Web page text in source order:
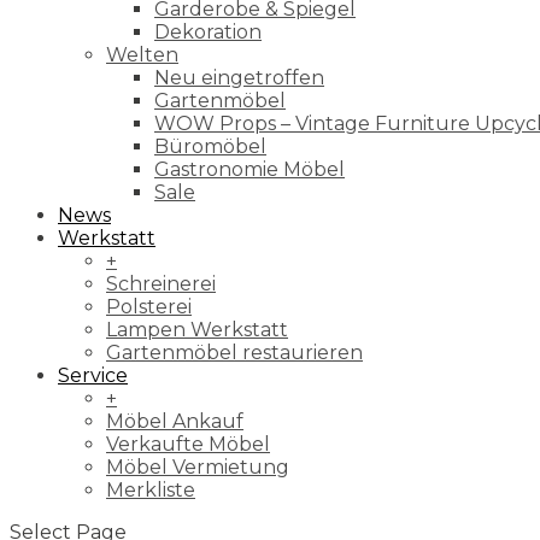
Garderobe & Spiegel
Dekoration
Welten
Neu eingetroffen
Gartenmöbel
WOW Props – Vintage Furniture
Büromöbel
Gastronomie Möbel
Sale
News
Werkstatt
+
Schreinerei
Polsterei
Lampen Werkstatt
Gartenmöbel restaurieren
Service
+
Möbel Ankauf
Verkaufte Möbel
Möbel Vermietung
Merkliste
Select Page